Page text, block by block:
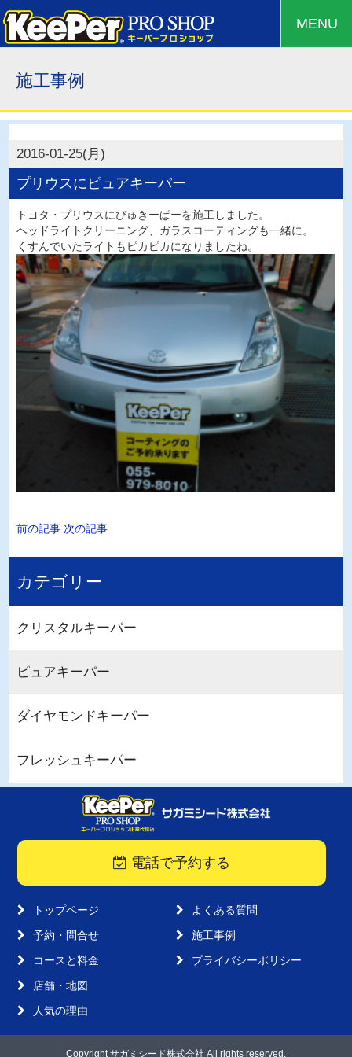
MENU
施工事例
2016-01-25(月)
プリウスにピュアキーパー
トヨタ・プリウスにぴゅきーぱーを施工しました。
ヘッドライトクリーニング、ガラスコーティングも一緒に。
くすんでいたライトもピカピカになりましたね。
前の記事 次の記事
カテゴリー
クリスタルキーパー
ピュアキーパー
ダイヤモンドキーパー
フレッシュキーパー
電話で予約する
トップページ
予約・問合せ
コースと料金
店舗・地図
人気の理由
よくある質問
施工事例
プライバシーポリシー
Copyright サガミシード株式会社 All rights reserved.